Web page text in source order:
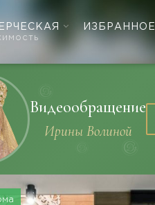
ИЗБРАННОЕ
Видеообращение
Ирины Волиной